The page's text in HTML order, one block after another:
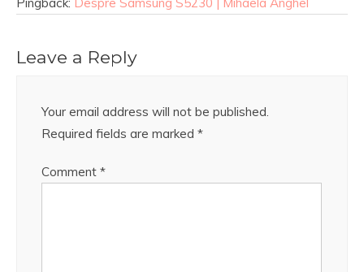
Leave a Reply
Your email address will not be published.
Required fields are marked *
Comment *